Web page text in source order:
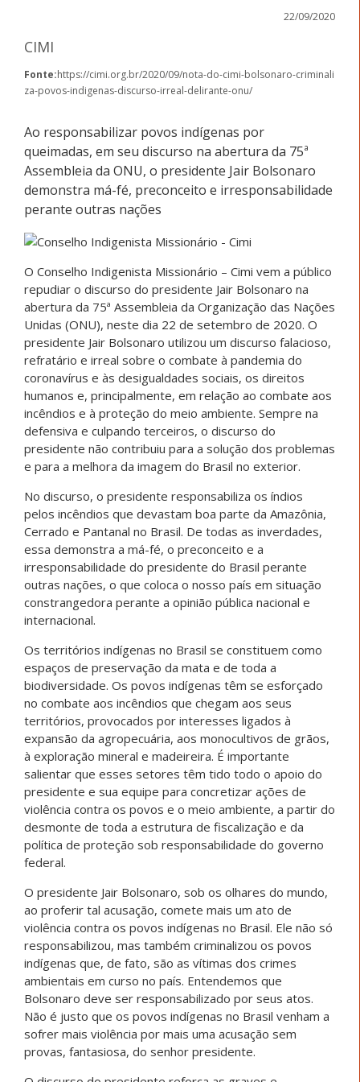
22/09/2020
CIMI
Fonte:https://cimi.org.br/2020/09/nota-do-cimi-bolsonaro-criminali
za-povos-indigenas-discurso-irreal-delirante-onu/
Ao responsabilizar povos indígenas por
queimadas, em seu discurso na abertura da 75ª
Assembleia da ONU, o presidente Jair Bolsonaro
demonstra má-fé, preconceito e irresponsabilidade
perante outras nações
O Conselho Indigenista Missionário – Cimi vem a público
repudiar o discurso do presidente Jair Bolsonaro na
abertura da 75ª Assembleia da Organização das Nações
Unidas (ONU), neste dia 22 de setembro de 2020. O
presidente Jair Bolsonaro utilizou um discurso falacioso,
refratário e irreal sobre o combate à pandemia do
coronavírus e às desigualdades sociais, os direitos
humanos e, principalmente, em relação ao combate aos
incêndios e à proteção do meio ambiente. Sempre na
defensiva e culpando terceiros, o discurso do
presidente não contribuiu para a solução dos problemas
e para a melhora da imagem do Brasil no exterior.
No discurso, o presidente responsabiliza os índios
pelos incêndios que devastam boa parte da Amazônia,
Cerrado e Pantanal no Brasil. De todas as inverdades,
essa demonstra a má-fé, o preconceito e a
irresponsabilidade do presidente do Brasil perante
outras nações, o que coloca o nosso país em situação
constrangedora perante a opinião pública nacional e
internacional.
Os territórios indígenas no Brasil se constituem como
espaços de preservação da mata e de toda a
biodiversidade. Os povos indígenas têm se esforçado
no combate aos incêndios que chegam aos seus
territórios, provocados por interesses ligados à
expansão da agropecuária, aos monocultivos de grãos,
à exploração mineral e madeireira. É importante
salientar que esses setores têm tido todo o apoio do
presidente e sua equipe para concretizar ações de
violência contra os povos e o meio ambiente, a partir do
desmonte de toda a estrutura de fiscalização e da
política de proteção sob responsabilidade do governo
federal.
O presidente Jair Bolsonaro, sob os olhares do mundo,
ao proferir tal acusação, comete mais um ato de
violência contra os povos indígenas no Brasil. Ele não só
responsabilizou, mas também criminalizou os povos
indígenas que, de fato, são as vítimas dos crimes
ambientais em curso no país. Entendemos que
Bolsonaro deve ser responsabilizado por seus atos.
Não é justo que os povos indígenas no Brasil venham a
sofrer mais violência por mais uma acusação sem
provas, fantasiosa, do senhor presidente.